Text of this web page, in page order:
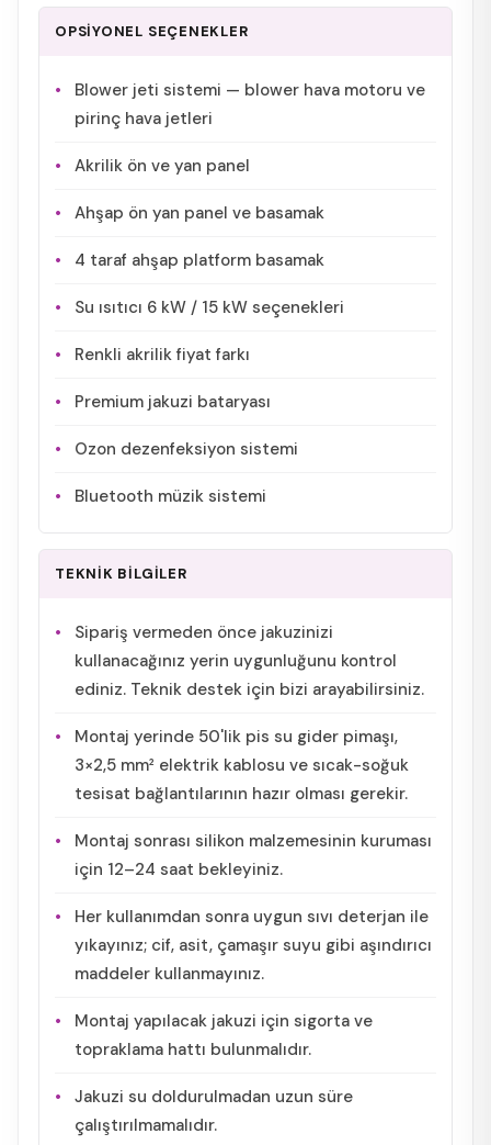
OPSİYONEL SEÇENEKLER
Blower jeti sistemi — blower hava motoru ve
pirinç hava jetleri
Akrilik ön ve yan panel
Ahşap ön yan panel ve basamak
4 taraf ahşap platform basamak
Su ısıtıcı 6 kW / 15 kW seçenekleri
Renkli akrilik fiyat farkı
Premium jakuzi bataryası
Ozon dezenfeksiyon sistemi
Bluetooth müzik sistemi
TEKNİK BİLGİLER
Sipariş vermeden önce jakuzinizi
kullanacağınız yerin uygunluğunu kontrol
ediniz. Teknik destek için bizi arayabilirsiniz.
Montaj yerinde 50'lik pis su gider pimaşı,
3×2,5 mm² elektrik kablosu ve sıcak-soğuk
tesisat bağlantılarının hazır olması gerekir.
Montaj sonrası silikon malzemesinin kuruması
için 12–24 saat bekleyiniz.
Her kullanımdan sonra uygun sıvı deterjan ile
yıkayınız; cif, asit, çamaşır suyu gibi aşındırıcı
maddeler kullanmayınız.
Montaj yapılacak jakuzi için sigorta ve
topraklama hattı bulunmalıdır.
Jakuzi su doldurulmadan uzun süre
çalıştırılmamalıdır.